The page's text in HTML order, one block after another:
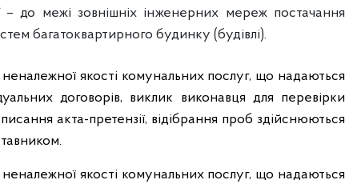
– до межі зовнішніх інженерних мереж постачання
багатоквартирного будинку (будівлі).
якості комунальних послуг, що надаються
договорів, виклик виконавця для перевірки
акта-претензії, відібрання проб здійснюються
якості комунальних послуг, що надаються